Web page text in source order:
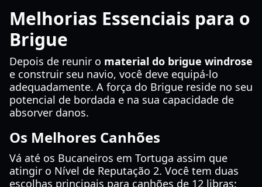
Melhorias Essenciais para o
Brigue
Depois de reunir o material do brigue windrose
e construir seu navio, você deve equipá-lo
adequadamente. A força do Brigue reside no seu
potencial de bordada e na sua capacidade de
absorver danos.
Os Melhores Canhões
Vá até os Bucaneiros em Tortuga assim que
atingir o Nível de Reputação 2. Você tem duas
escolhas principais para canhões de 12 libras: